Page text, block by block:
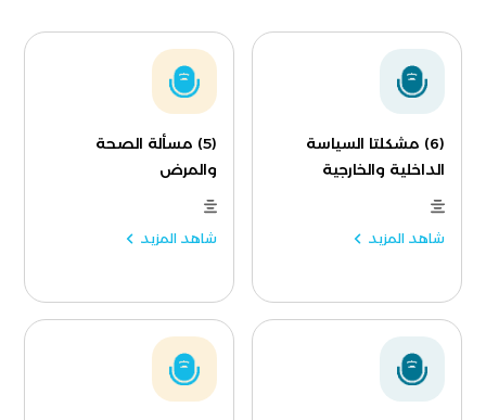
(6) مشكلتا السياسة
الداخلية والخارجية
شاهد المزيد
(5) مسألة الصحة
والمرض
شاهد المزيد